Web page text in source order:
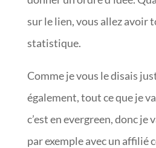
sur le lien, vous allez avoir
statistique.
Comme je vous le disais
également, tout ce que je
c’est en evergreen, donc je
par exemple avec un affilié